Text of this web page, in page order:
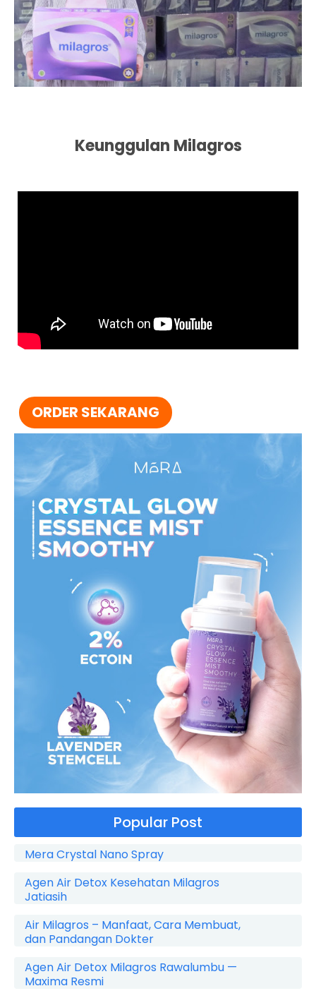
Keunggulan Milagros
ORDER SEKARANG
Popular Post
Mera Crystal Nano Spray
Agen Air Detox Kesehatan Milagros
Jatiasih
Air Milagros – Manfaat, Cara Membuat,
dan Pandangan Dokter
Agen Air Detox Milagros Rawalumbu —
Maxima Resmi